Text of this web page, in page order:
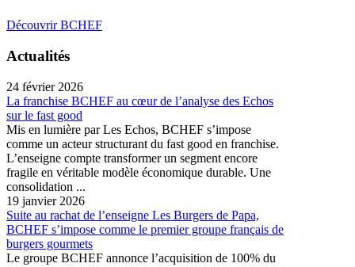
Découvrir BCHEF
Actualités
24 février 2026
La franchise BCHEF au cœur de l’analyse des Echos
sur le fast good
Mis en lumière par Les Echos, BCHEF s’impose
comme un acteur structurant du fast good en franchise.
L’enseigne compte transformer un segment encore
fragile en véritable modèle économique durable. Une
consolidation ...
19 janvier 2026
Suite au rachat de l’enseigne Les Burgers de Papa,
BCHEF s’impose comme le premier groupe français de
burgers gourmets
Le groupe BCHEF annonce l’acquisition de 100% du